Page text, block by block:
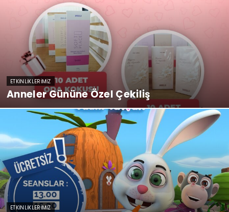
ETKINLIKLERIMIZ
Anneler Gününe Özel Çekiliş
ETKINLIKLERIMIZ